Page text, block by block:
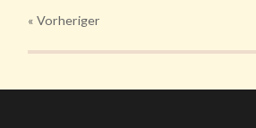
« Vorheriger